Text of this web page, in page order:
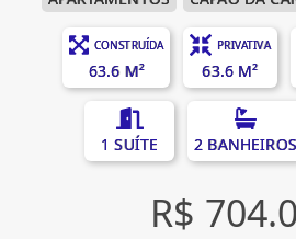
CONSTRUÍDA
63.6 M²
PRIVATIVA
63.6 M²
1 SUÍTE 2 BANHEIROS
R$